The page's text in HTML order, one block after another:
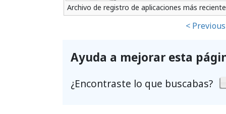
Archivo de registro de aplicaciones más reciente
< Previous
Ayuda a mejorar esta
¿Encontraste lo que buscabas?